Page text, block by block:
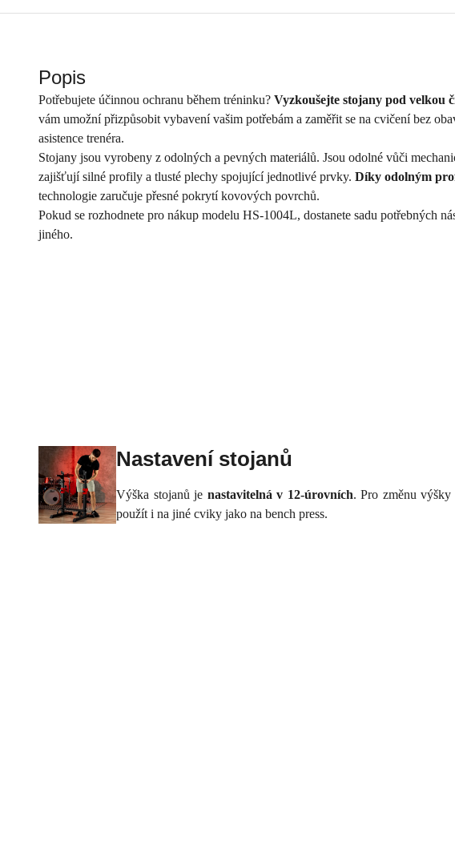
Popis
Potřebujete účinnou ochranu během tréninku? Vyzkoušejte stojany pod velkou
vám umožní přizpůsobit vybavení vašim potřebám a zaměřit se na cvičení bez
asistence trenéra.
Stojany jsou vyrobeny z odolných a pevných materiálů. Jsou odolné vůči
zajišťují silné profily a tlusté plechy spojující jednotlivé prvky. Díky odolným
technologie zaručuje přesné pokrytí kovových povrchů.
Pokud se rozhodnete pro nákup modelu HS-1004L, dostanete sadu potřebných
jiného.
Nastavení stojanů
Výška stojanů je nastavitelná v 12-úrovních. Pro změnu
použít i na jiné cviky jako na bench press.